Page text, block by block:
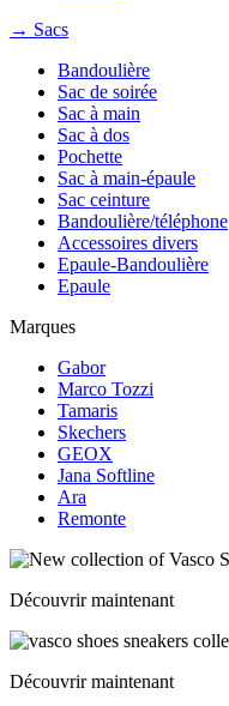
→ Sacs
Bandoulière
Sac de soirée
Sac à main
Sac à dos
Pochette
Sac à main-épaule
Sac ceinture
Bandoulière/téléphone
Accessoires divers
Epaule-Bandoulière
Epaule
Marques
Gabor
Marco Tozzi
Tamaris
Skechers
GEOX
Jana Softline
Ara
Remonte
Découvrir maintenant
Découvrir maintenant